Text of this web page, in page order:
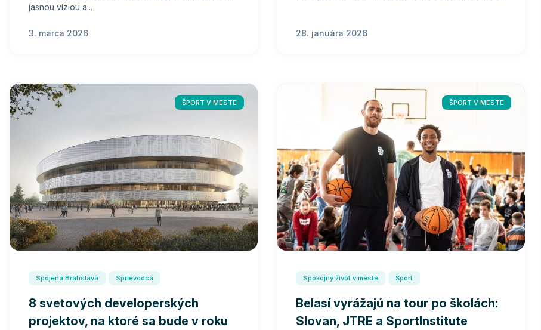
jasnou víziou a...
3. marca 2026 28. januára 2026
ŠPORT V MESTE
Spojená Bratislava Sprievodca
8 svetových developerských
projektov, na ktoré sa bude v roku
ŠPORT V MESTE
Spokojný život v meste Šport
Belasí vyrážajú na tour po školách:
Slovan, JTRE a SportInstitute